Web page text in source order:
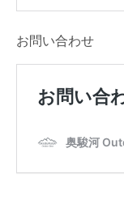
お問い合わせ